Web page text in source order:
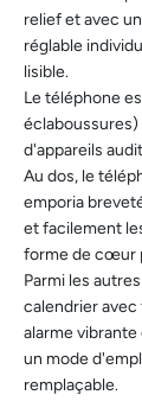
relief et avec
réglable
lisible.
Le téléphone
d'appareils
Au dos, le
emporia
et facilement
forme de cœur
Parmi les
calendrier avec
alarme
un mode
remplaçable.